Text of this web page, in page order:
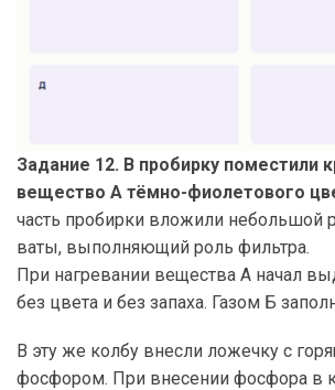
Задание 12. В пробирку поместили
вещество А тёмно-фиолетового
часть пробирки вложили
ваты, выполняющий роль фильтра.
При нагревании вещества А начал
без цвета и без запаха. Газом Б
В эту же колбу внесли ложечку с
фосфором. При внесении фосфора в